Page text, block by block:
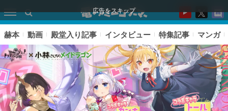
広告をスキップ
赫本 動画 殿堂入り記事 インタビュー 特集記事 マンガ